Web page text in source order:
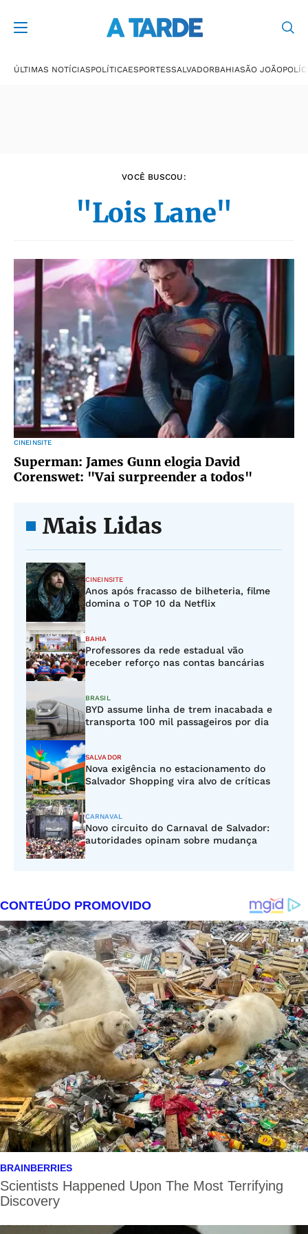
ÚLTIMAS NOTÍCIASPOLÍTICAESPORTESSALVADORBAHIASÃO JOÃO
VOCÊ BUSCOU:
"Lois Lane"
CINEINSITE
Superman: James Gunn elogia David
Corenswet: "Vai surpreender a todos"
Mais Lidas
CINEINSITE
Anos após fracasso de bilheteria, filme
domina o TOP 10 da Netflix
BAHIA
Professores da rede estadual vão
receber reforço nas contas bancárias
BRASIL
BYD assume linha de trem inacabada e
transporta 100 mil passageiros por dia
SALVADOR
Nova exigência no estacionamento do
Salvador Shopping vira alvo de críticas
CARNAVAL
Novo circuito do Carnaval de Salvador:
autoridades opinam sobre mudança